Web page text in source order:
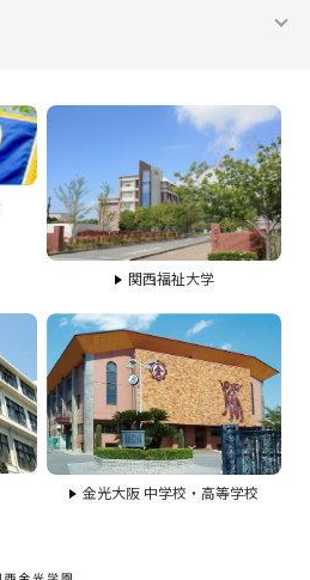
関西福祉大学
金光大阪 中学校・高等学校